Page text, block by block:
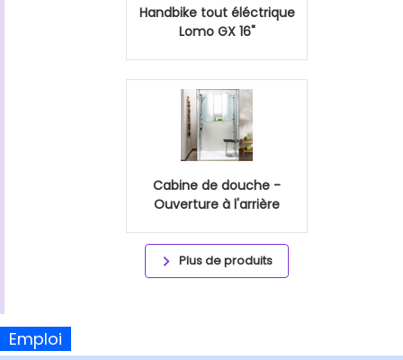
Handbike tout éléctrique
Lomo GX 16"
Cabine de douche -
Ouverture à l'arrière
Plus de produits
Emploi